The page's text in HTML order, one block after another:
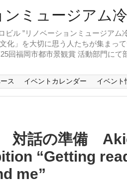
ル ”リノベーションミュージア
化」を大切に思う人たちが集まっ
回福岡市都市景観賞 活動部門に
ス イベントカレンダー イベント
対話の準備
“Getting
me”